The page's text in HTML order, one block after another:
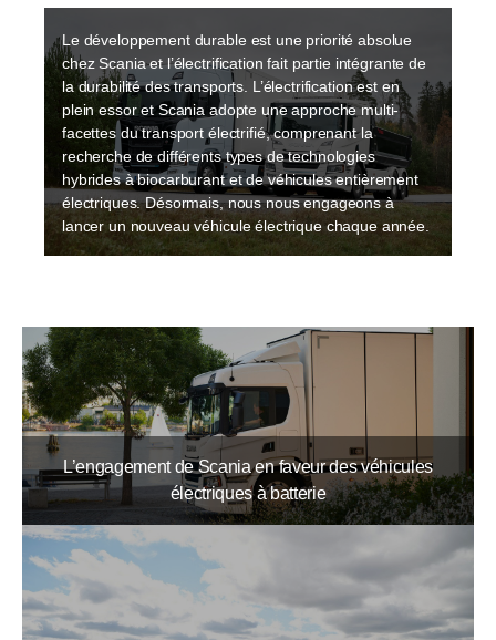
Le développement durable est une priorité absolue
chez Scania et l’électrification fait partie intégrante de
la durabilité des transports. L’électrification est en
plein essor et Scania adopte une approche multi-
facettes du transport électrifié, comprenant la
recherche de différents types de technologies
hybrides à biocarburant et de véhicules entièrement
électriques. Désormais, nous nous engageons à
lancer un nouveau véhicule électrique chaque année.
L’engagement de Scania en faveur des véhicules
électriques à batterie